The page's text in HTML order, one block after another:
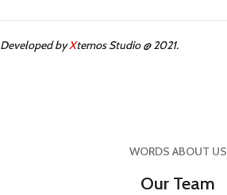
Developed byXtemos Studio @ 2021.
WORDS ABOUT US
Our Team